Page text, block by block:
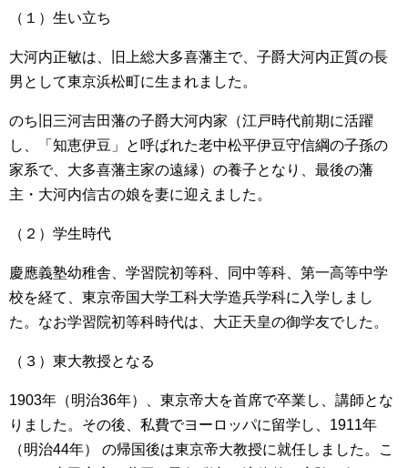
（１）生い立ち
大河内正敏は、旧上総大多喜藩主で、子爵大河内正質の長
男として東京浜松町に生まれました。
のち旧三河吉田藩の子爵大河内家（江戸時代前期に活躍
し、「知恵伊豆」と呼ばれた老中松平伊豆守信綱の子孫の
家系で、大多喜藩主家の遠縁）の養子となり、最後の藩
主・大河内信古の娘を妻に迎えました。
（２）学生時代
慶應義塾幼稚舎、学習院初等科、同中等科、第一高等中学
校を経て、東京帝国大学工科大学造兵学科に入学しまし
た。なお学習院初等科時代は、大正天皇の御学友でした。
（３）東大教授となる
1903年（明治36年）、東京帝大を首席で卒業し、講師とな
りました。その後、私費でヨーロッパに留学し、1911年
（明治44年） の帰国後は東京帝大教授に就任しました。こ